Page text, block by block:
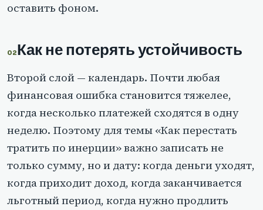
оставить фоном.
Как не потерять устойчивость
Второй слой — календарь. Почти любая
финансовая ошибка становится тяжелее,
когда несколько платежей сходятся в одну
неделю. Поэтому для темы «Как перестать
тратить по инерции» важно записать не
только сумму, но и дату: когда деньги уходят,
когда приходит доход, когда заканчивается
льготный период, когда нужно продлить